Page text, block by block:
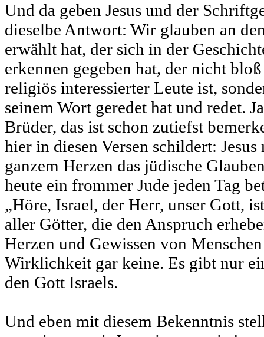
Und da geben Jesus und der
dieselbe Antwort: Wir glauben an
erwählt hat, der sich in der
erkennen gegeben hat, der nicht
religiös interessierter Leute ist,
seinem Wort geredet hat und redet.
Brüder, das ist schon zutiefst
hier in diesen Versen schildert:
ganzem Herzen das jüdische
heute ein frommer Jude jeden Tag
„Höre, Israel, der Herr, unser Gott,
aller Götter, die den Anspruch
Herzen und Gewissen von
Wirklichkeit gar keine. Es gibt nur
den Gott Israels.
Und eben mit diesem Bekenntnis